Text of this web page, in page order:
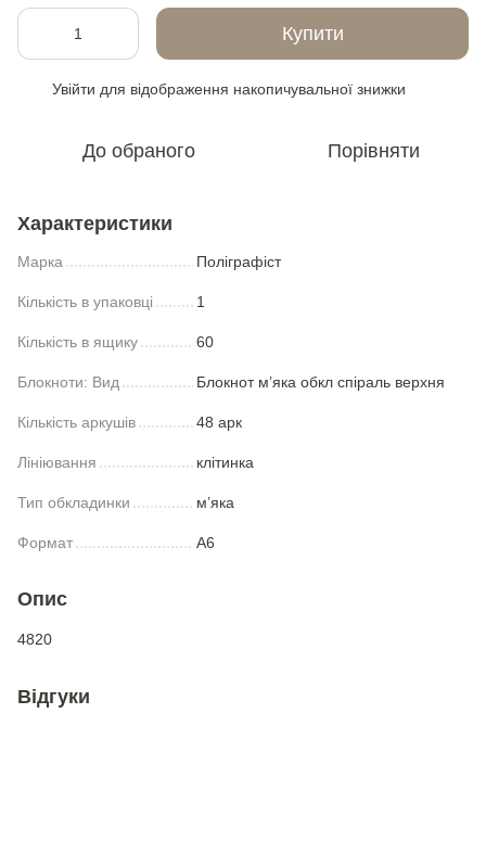
Купити
Увійти для відображення накопичувальної знижки
До обраного Порівняти
Характеристики
Марка Полiграфiст
Кількість в упаковці 1
Кількість в ящику 60
Блокноти: Вид Блокнот м’яка обкл спіраль верхня
Кількість аркушів 48 арк
Лініювання клітинка
Тип обкладинки м’яка
Формат А6
Опис
4820
Відгуки